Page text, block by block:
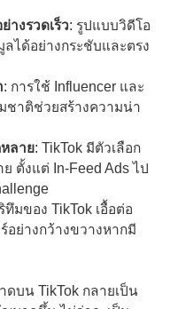
างรวดเร็ว: รูปแบบวิดีโอ
ได้อย่างกระชับและตรง
: การใช้ Influencer และ
ชาติช่วยสร้างความน่า
ลาย: TikTok มีตัวเลือก
ตั้งแต่ In-Feed Ads ไป
ทึมของ TikTok เอื้อต่อ
อย่างกว้างขวางหากมี
ดบน TikTok กลายเป็น